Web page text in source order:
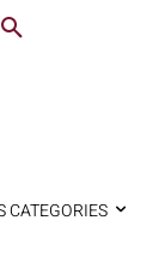
CATEGORIES